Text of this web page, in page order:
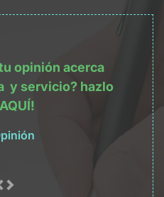
opinión acerca
y servicio? hazlo